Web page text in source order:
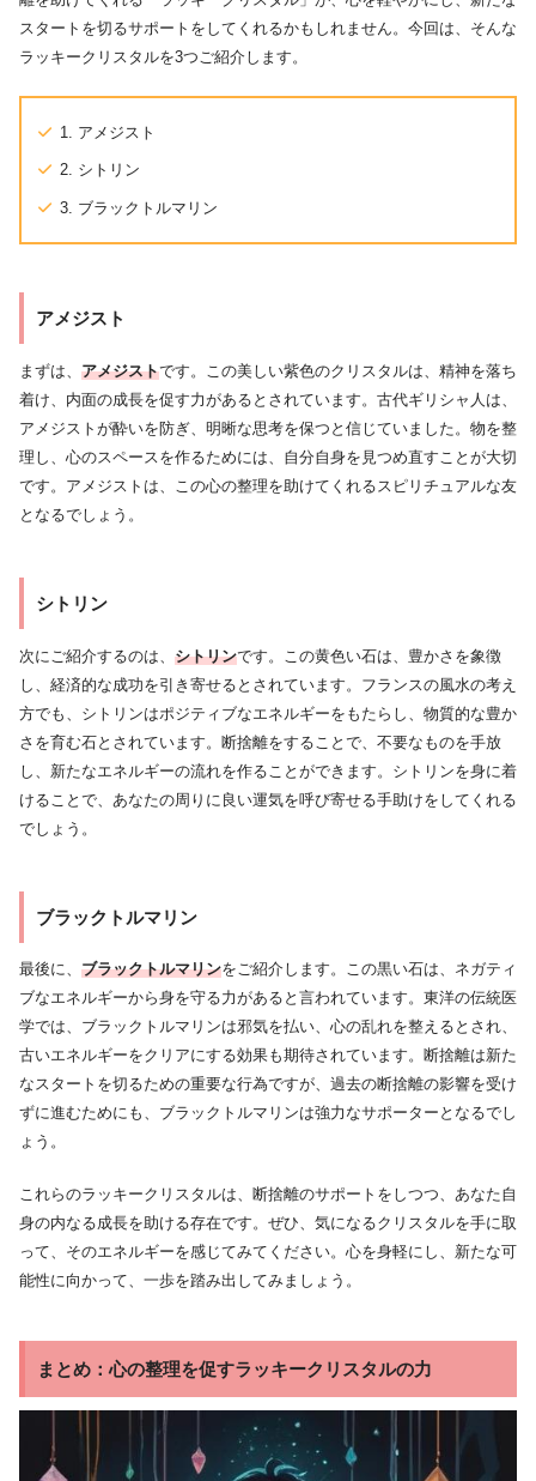
スタートを切るサポートをしてくれるかもしれません。今回は、そんな
ラッキークリスタルを3つご紹介します。
1. アメジスト
2. シトリン
3. ブラックトルマリン
アメジスト
まずは、 アメジストです。この美しい紫色のクリスタルは、精神を落ち
着け、内面の成長を促す力があるとされています。古代ギリシャ人は、
アメジストが酔いを防ぎ、明晰な思考を保つと信じていました。物を整
理し、心のスペースを作るためには、自分自身を見つめ直すことが大切
です。アメジストは、この心の整理を助けてくれるスピリチュアルな友
となるでしょう。
シトリン
次にご紹介するのは、 シトリンです。この黄色い石は、豊かさを象徴
し、経済的な成功を引き寄せるとされています。フランスの風水の考え
方でも、シトリンはポジティブなエネルギーをもたらし、物質的な豊か
さを育む石とされています。断捨離をすることで、不要なものを手放
し、新たなエネルギーの流れを作ることができます。シトリンを身に着
けることで、あなたの周りに良い運気を呼び寄せる手助けをしてくれる
でしょう。
ブラックトルマリン
最後に、 ブラックトルマリンをご紹介します。この黒い石は、ネガティ
ブなエネルギーから身を守る力があると言われています。東洋の伝統医
学では、ブラックトルマリンは邪気を払い、心の乱れを整えるとされ、
古いエネルギーをクリアにする効果も期待されています。断捨離は新た
なスタートを切るための重要な行為ですが、過去の断捨離の影響を受け
ずに進むためにも、ブラックトルマリンは強力なサポーターとなるでし
ょう。
これらのラッキークリスタルは、断捨離のサポートをしつつ、あなた自
身の内なる成長を助ける存在です。ぜひ、気になるクリスタルを手に取
って、そのエネルギーを感じてみてください。心を身軽にし、新たな可
能性に向かって、一歩を踏み出してみましょう。
まとめ：心の整理を促すラッキークリスタルの力